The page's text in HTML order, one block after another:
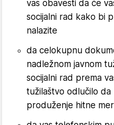
vas obavesti da će
socijalni rad kako bi
nalazite
da celokupnu
nadležnom javnom
socijalni rad prema
tužilaštvo odlučilo
produženje hitne